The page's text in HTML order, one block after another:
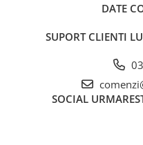
DATE
SUPORT CLIENTI
SOCIAL